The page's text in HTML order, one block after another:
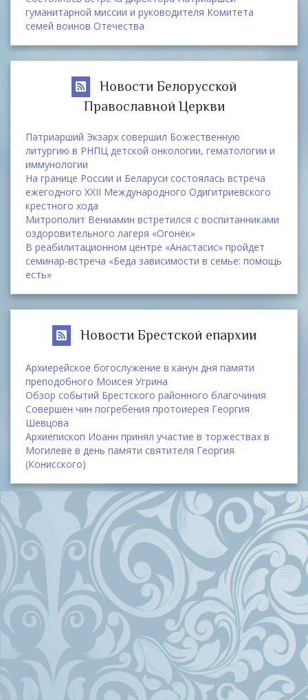
гуманитарной миссии и руководителя Комитета
семей воинов Отечества
Новости Белорусской
Православной Церкви
Патриарший Экзарх совершил Божественную
литургию в РНПЦ детской онкологии, гематологии и
иммунологии
На границе России и Беларуси состоялась встреча
ежегодного XXII Международного Одигитриевского
крестного хода
Митрополит Вениамин встретился с воспитанниками
оздоровительного лагеря «Огонёк»
В реабилитационном центре «Анастасис» пройдет
семинар-встреча «Беда зависимости в семье: помощь
есть»
Новости Брестской епархии
Архиерейское богослужение в канун дня памяти
преподобного Моисея Угрина
Обзор событий Брестского районного благочиния
Совершен чин погребения протоиерея Георгия
Шевцова
Архиепископ Иоанн принял участие в торжествах в
Могилеве в день памяти святителя Георгия
(Конисского)